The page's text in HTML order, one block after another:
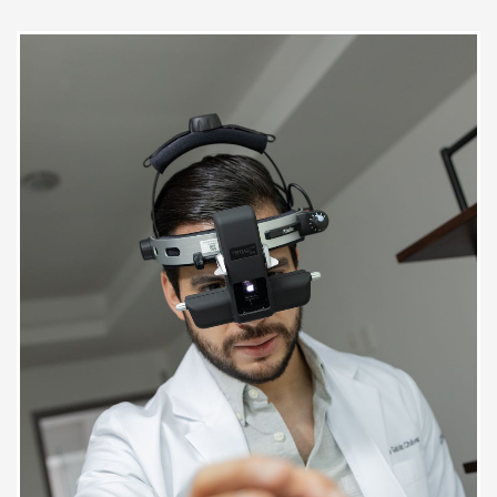
Como siempre excelente la
atención, la dedicación a la cita,
explicación y seguimiento al
tratamiento.
Paciente